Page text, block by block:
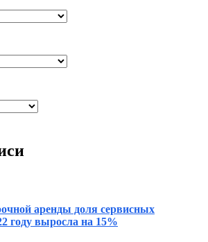
аренды доля сервисных
году выросла на 15%